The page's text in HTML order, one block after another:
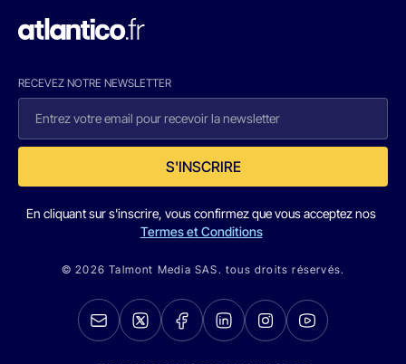
RECEVEZ NOTRE NEWSLETTER
S'INSCRIRE
En cliquant sur s'inscrire, vous confirmez que vous acceptez nos
Termes et Conditions
© 2026 Talmont Media SAS. tous droits réservés.